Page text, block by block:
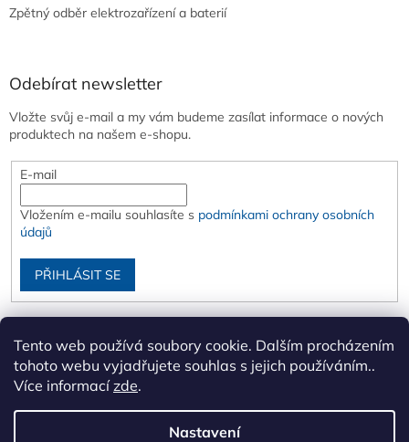
Tento web používá soubory cookie. Dalším procházením
tohoto webu vyjadřujete souhlas s jejich používáním..
Více informacízde.
Nastavení
Zpětný odběr elektrozařízení a baterií
Odebírat newsletter
Vložte svůj e-mail a my vám budeme zasílat informace o nových
produktech na našem e-shopu.
E-mail
Vložením e-mailu souhlasíte s podmínkami ochrany osobních
údajů
PŘIHLÁSIT SE
Vytvořil Shoptet